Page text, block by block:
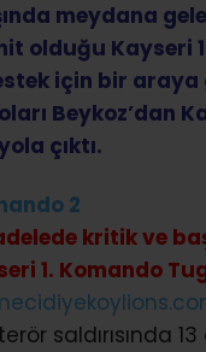
meydana
olduğu Kayseri
için bir araya
Beykoz’dan
çıktı.
kritik ve
1. Komando
saldırısında